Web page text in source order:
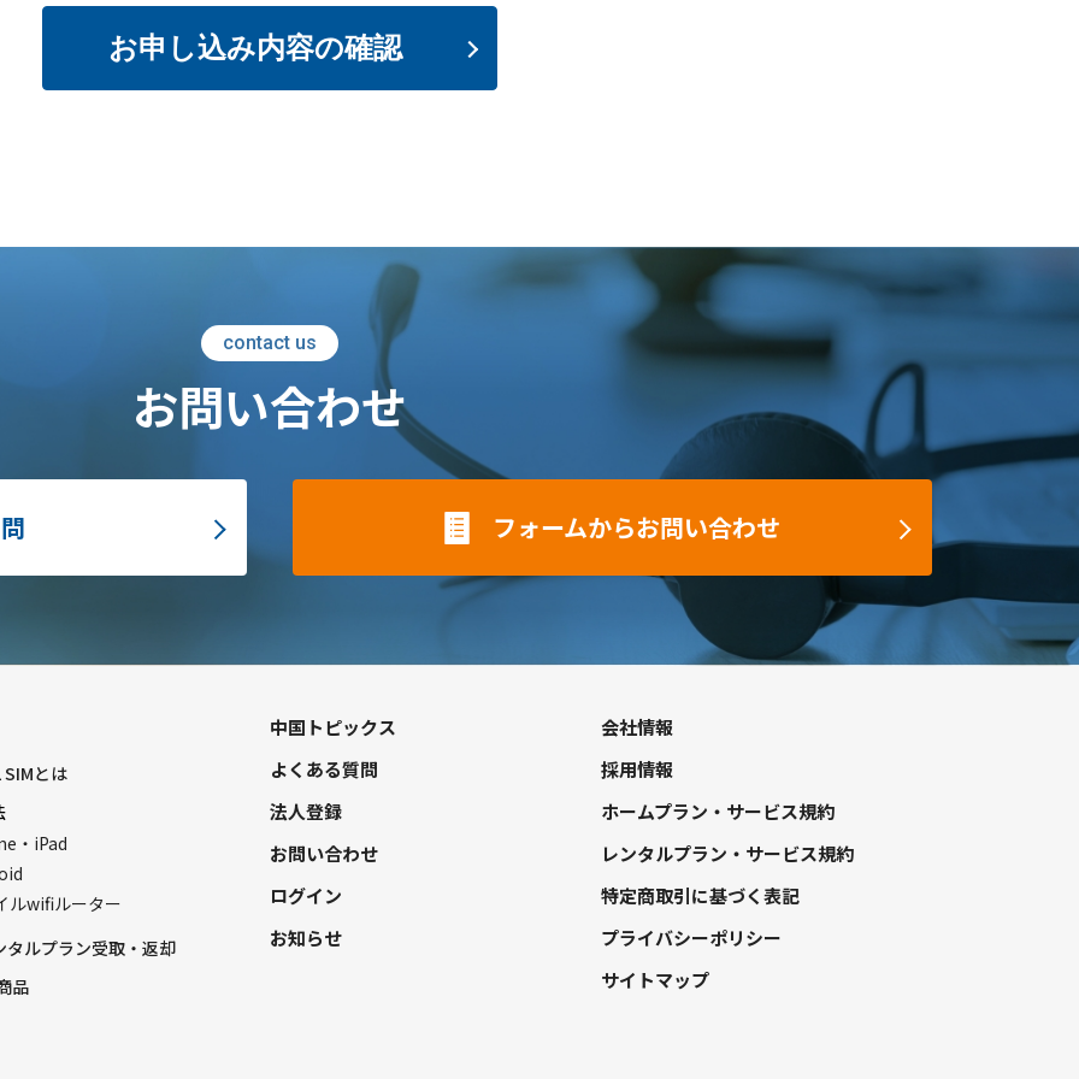
お申し込み内容の確認
contact us
お問い合わせ
フォームからお問い合わせ
SIMとは
・iPad
ルwifiルーター
タルプラン受取・返却
品
中国トピックス
よくある質問
法人登録
お問い合わせ
ログイン
お知らせ
会社情報
採用情報
ホームプラン・サービス規約
レンタルプラン・サービス規約
特定商取引に基づく表記
プライバシーポリシー
サイトマップ